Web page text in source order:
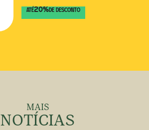
ATÉ20% DE DESCONTO
MAIS
NOTÍCIAS